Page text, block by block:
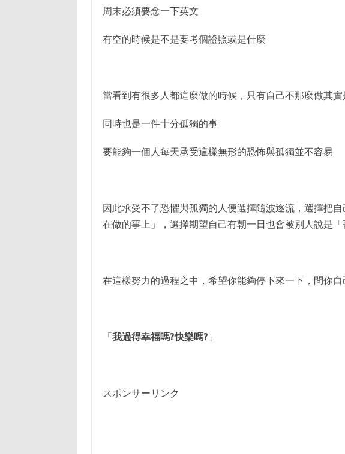
周末必須要念一下英文
有空的時候是不是要考個證照或是什麼
當看到有很多人都這麼做的時候，只有自己不那麼做其
同時也是一件十分孤獨的事
要能夠一個人每天承受這樣無形的恐怖與孤獨並不容易
因此承受不了恐懼與孤獨的人便選擇隨波逐流，選擇把
在做的事上」，選擇期望自己有朝一日也會被別人說是「
在這樣努力的過程之中，希望你能夠停下來一下，問你自
「我過得幸福嗎?快樂嗎? 」
スポンサーリンク